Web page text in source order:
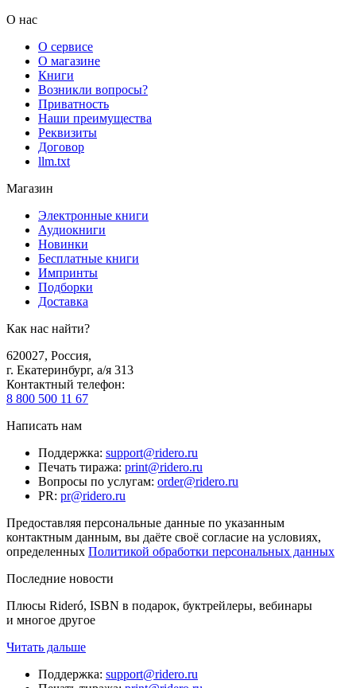
О нас
О сервисе
О магазине
Книги
Возникли вопросы?
Приватность
Наши преимущества
Реквизиты
Договор
llm.txt
Магазин
Электронные книги
Аудиокниги
Новинки
Бесплатные книги
Импринты
Подборки
Доставка
Как нас найти?
620027, Россия,
г. Екатеринбург, а/я 313
Контактный телефон:
8 800 500 11 67
Написать нам
Поддержка: support@ridero.ru
Печать тиража: print@ridero.ru
Вопросы по услугам: order@ridero.ru
PR: pr@ridero.ru
Предоставляя персональные данные по указанным
контактным данным, вы даёте своё согласие на условиях,
определенных Политикой обработки персональных данных
Последние новости
Плюсы Rideró, ISBN в подарок, буктрейлеры, вебинары
и многое другое
Читать дальше
Поддержка: support@ridero.ru